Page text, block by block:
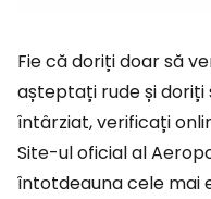
Fie că doriți doar să
așteptați rude și doriți
întârziat, verificați
Site-ul oficial al
întotdeauna cele mai